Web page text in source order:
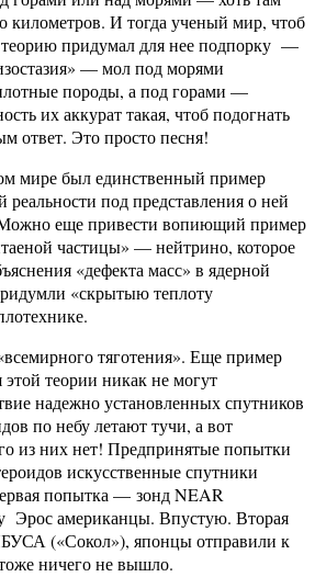
километров. И тогда ученый мир, чтоб
придумал для нее подпорку —
— мол под морями
породы, а под горами —
их аккурат такая, чтоб подогнать
ответ. Это просто песня!
мире был единственный пример
под представления о ней
еще привести вопиющий пример
частицы» — нейтрино, которое
«дефекта масс» в ядерной
«скрытыю теплоту
тяготения». Еще пример
этой теории никак не могут
надежно установленных спутников
по небу летают тучи, а вот
из них нет! Предпринятые попытки
искусственные спутники
попытка — зонд NEAR
Эрос американцы. Впустую. Вторая
(«Сокол»), японцы отправили к
ничего не вышло.